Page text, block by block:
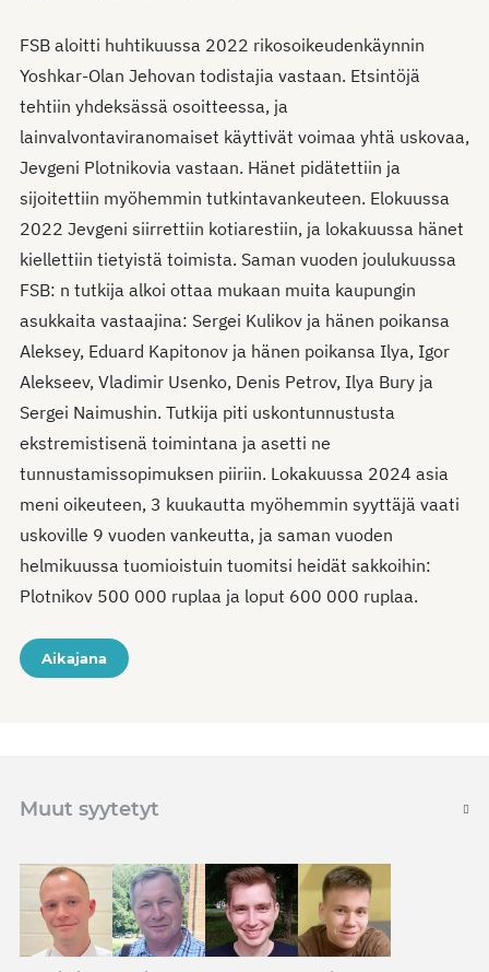
FSB aloitti huhtikuussa 2022 rikosoikeudenkäynnin
Yoshkar-Olan Jehovan todistajia vastaan. Etsintöjä
tehtiin yhdeksässä osoitteessa, ja
lainvalvontaviranomaiset käyttivät voimaa yhtä uskovaa,
Jevgeni Plotnikovia vastaan. Hänet pidätettiin ja
sijoitettiin myöhemmin tutkintavankeuteen. Elokuussa
2022 Jevgeni siirrettiin kotiarestiin, ja lokakuussa hänet
kiellettiin tietyistä toimista. Saman vuoden joulukuussa
FSB: n tutkija alkoi ottaa mukaan muita kaupungin
asukkaita vastaajina: Sergei Kulikov ja hänen poikansa
Aleksey, Eduard Kapitonov ja hänen poikansa Ilya, Igor
Alekseev, Vladimir Usenko, Denis Petrov, Ilya Bury ja
Sergei Naimushin. Tutkija piti uskontunnustusta
ekstremistisenä toimintana ja asetti ne
tunnustamissopimuksen piiriin. Lokakuussa 2024 asia
meni oikeuteen, 3 kuukautta myöhemmin syyttäjä vaati
uskoville 9 vuoden vankeutta, ja saman vuoden
helmikuussa tuomioistuin tuomitsi heidät sakkoihin:
Plotnikov 500 000 ruplaa ja loput 600 000 ruplaa.
Aikajana
Muut syytetyt